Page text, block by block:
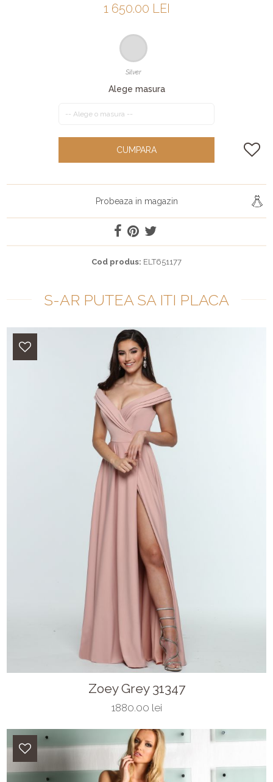
1 650.00 LEI
Silver
Alege masura
CUMPARA
Probeaza in magazin
Cod produs: ELT651177
S-AR PUTEA SA ITI PLACA
Zoey Grey 31347
1880.00 lei